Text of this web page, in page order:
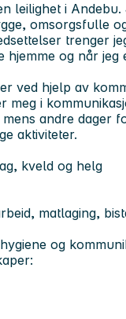
leilighet i
omsorgsfulle
trenger
hjemme og når
ved hjelp av
i
andre dager
aktiviteter.
kveld og helg
matlaging,
og